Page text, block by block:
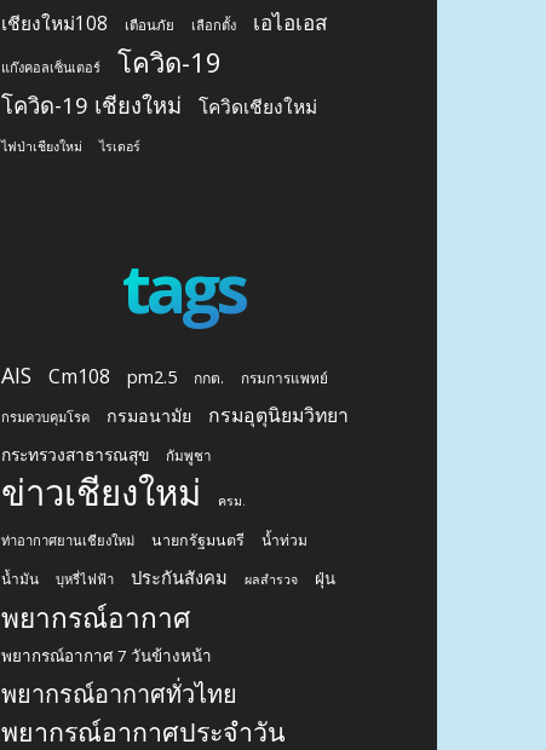
เชียงใหม่108 เตือนภัย เลือกตั้ง เอไอเอส
แก๊งคอลเซ็นเตอร์ โควิด-19
โควิด-19 เชียงใหม่ โควิดเชียงใหม่
ไฟป่าเชียงใหม่ ไรเดอร์
tags
AIS Cm108 pm2.5 กกต. กรมการแพทย์
กรมควบคุมโรค กรมอนามัย กรมอุตุนิยมวิทยา
กระทรวงสาธารณสุข กัมพูชา
ข่าวเชียงใหม่ ครม.
ท่าอากาศยานเชียงใหม่ นายกรัฐมนตรี น้ำท่วม
น้ำมัน บุหรี่ไฟฟ้า ประกันสังคม ผลสำรวจ ฝุ่น
พยากรณ์อากาศ
พยากรณ์อากาศ 7 วันข้างหน้า
พยากรณ์อากาศทั่วไทย
พยากรณ์อากาศประจำวัน